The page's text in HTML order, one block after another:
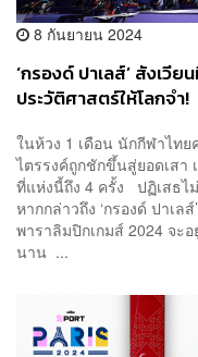
8 กันยายน 2024
‘กรองด์ ปาเลส์’ สังเวีย
ประวัติศาสตร์ให้โลกจำ!
ในห้วง 1 เดือน นักกีฬาไท
ไตรรงค์ถูกชักขึ้นสู่ยอดเสา
ที่แห่งนี้ถึง 4 ครั้ง ปฏิเสธไ
หากกล่าวถึง ‘กรองด์ ปาเ
พาราลิมปิกเกมส์ 2024 จะ
นาน ...